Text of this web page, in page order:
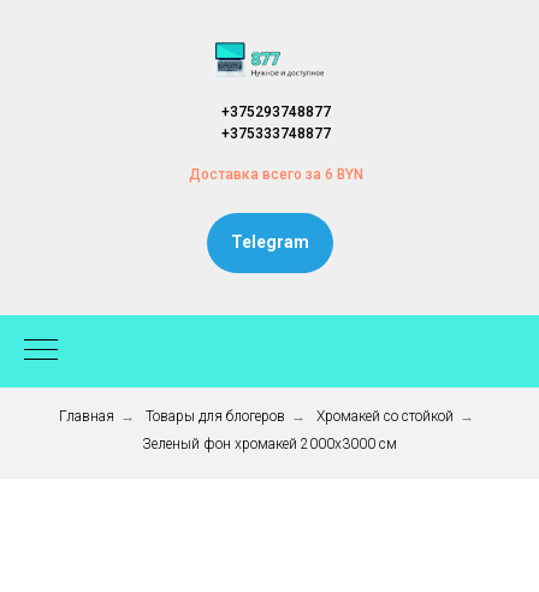
+375293748877
+375333748877
Доставка всего за 6 BYN
Telegram
Главная → Товары для блогеров → Хромакей со стойкой →
Зеленый фон хромакей 2000x3000 см